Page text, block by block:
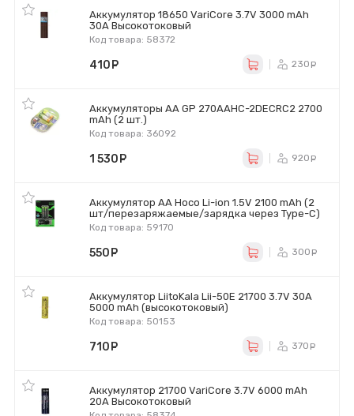
Аккумулятор 18650 VariCore 3.7V 3000 mAh
30A Высокотоковый
Код товара: 58372
410 230
Аккумуляторы AA GP 270AAHC-2DECRC2 2700
mAh (2 шт.)
Код товара: 36092
1 530 920
Аккумулятор AA Hoco Li-ion 1.5V 2100 mAh (2
шт/перезаряжаемые/зарядка через Type-C)
Код товара: 59170
550 300
Аккумулятор LiitoKala Lii-50E 21700 3.7V 30A
5000 mAh (высокотоковый)
Код товара: 50153
710 370
Аккумулятор 21700 VariCore 3.7V 6000 mAh
20A Высокотоковый